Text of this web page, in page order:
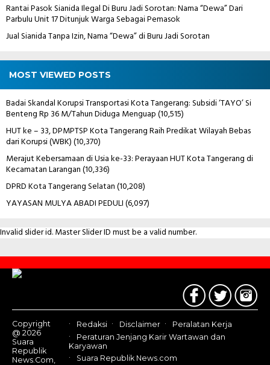
Rantai Pasok Sianida Ilegal Di Buru Jadi Sorotan: Nama “Dewa” Dari
Parbulu Unit 17 Ditunjuk Warga Sebagai Pemasok
Jual Sianida Tanpa Izin, Nama “Dewa” di Buru Jadi Sorotan
MOST VIEWED POSTS
Badai Skandal Korupsi Transportasi Kota Tangerang: Subsidi ‘TAYO’ Si
Benteng Rp 36 M/Tahun Diduga Menguap(10,515)
HUT ke – 33, DPMPTSP Kota Tangerang Raih Predikat Wilayah Bebas
dari Korupsi (WBK)(10,370)
Merajut Kebersamaan di Usia ke-33: Perayaan HUT Kota Tangerang di
Kecamatan Larangan(10,336)
DPRD Kota Tangerang Selatan(10,208)
YAYASAN MULYA ABADI PEDULI(6,097)
Invalid slider id. Master Slider ID must be a valid number.
Contact
Us
Copyright
@ 2026
Suara
Republik
News.Com,
Redaksi Disclaimer
Peralatan Kerja
Peraturan Jenjang Karir Wartawan dan
Karyawan
Suara Republik News.com